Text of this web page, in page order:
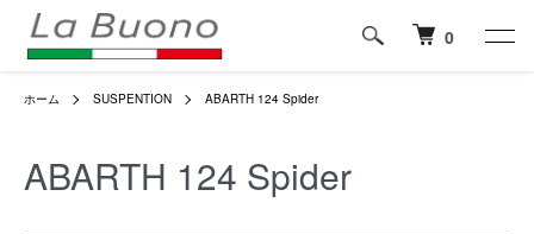
0
ホーム SUSPENTION ABARTH 124 Spider
ABARTH 124 Spider